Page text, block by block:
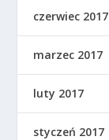
czerwiec 2017
marzec 2017
luty 2017
styczeń 2017